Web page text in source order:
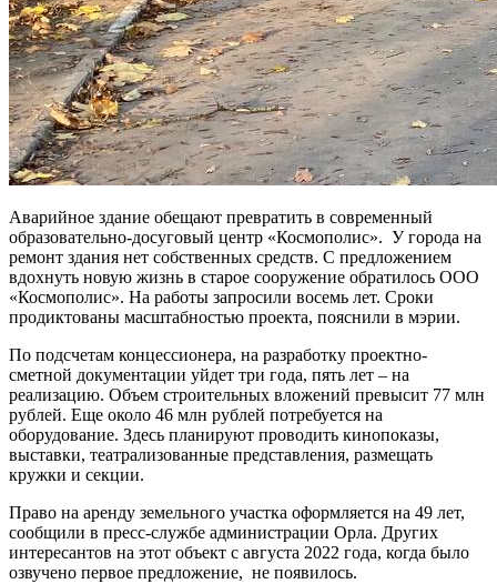
Аварийное здание обещают превратить в современный
образовательно-досуговый центр «Космополис». У города на
ремонт здания нет собственных средств. С предложением
вдохнуть новую жизнь в старое сооружение обратилось ООО
«Космополис». На работы запросили восемь лет. Сроки
продиктованы масштабностью проекта, пояснили в мэрии.
По подсчетам концессионера, на разработку проектно-
сметной документации уйдет три года, пять лет – на
реализацию. Объем строительных вложений превысит 77 млн
рублей. Еще около 46 млн рублей потребуется на
оборудование. Здесь планируют проводить кинопоказы,
выставки, театрализованные представления, размещать
кружки и секции.
Право на аренду земельного участка оформляется на 49 лет,
сообщили в пресс-службе администрации Орла. Других
интересантов на этот объект с августа 2022 года, когда было
озвучено первое предложение, не появилось.